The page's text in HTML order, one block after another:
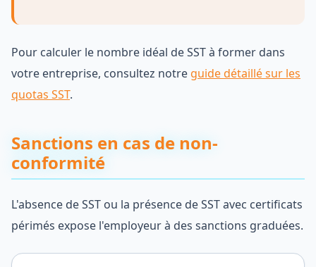
Pour calculer le nombre idéal de SST à former dans
votre entreprise, consultez notre guide détaillé sur les
quotas SST.
Sanctions en cas de non-
conformité
L'absence de SST ou la présence de SST avec certificats
périmés expose l'employeur à des sanctions graduées.